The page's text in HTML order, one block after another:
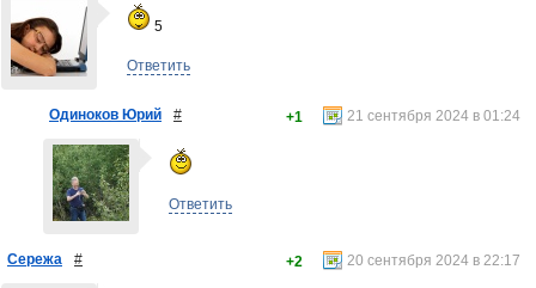
5
Ответить
Одиноков Юрий # 21 сентября 2024 в 01:24
+1
Ответить
Сережа # 20 сентября 2024 в 22:17
+2